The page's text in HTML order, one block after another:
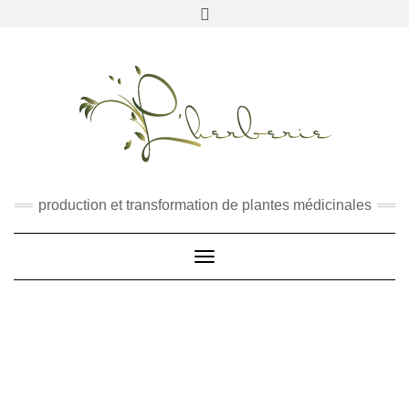
RECHERCHER
production et transformation de plantes médicinales
Toggle
Navigation